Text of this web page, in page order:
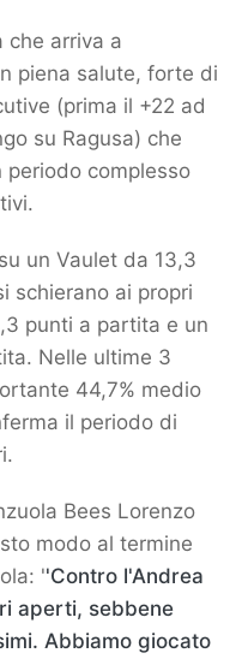
che arriva a
piena salute, forte di
(prima il +22 ad
su Ragusa) che
periodo complesso
un Vaulet da 13,3
schierano ai propri
punti a partita e un
Nelle ultime 3
44,7% medio
il periodo di
Bees Lorenzo
modo al termine
''Contro l'Andrea
aperti, sebbene
Abbiamo giocato